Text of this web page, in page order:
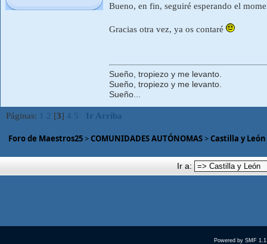
Bueno, en fin, seguiré esperando el
Gracias otra vez, ya os contaré
Sueño, tropiezo y me levanto.
Sueño, tropiezo y me levanto.
Sueño...
Páginas: 2 [3] 4 5 Ir Arriba
Foro de Maestros25>COMUNIDADES AUTÓNOMAS>Castilla y León
Ir a:
Powered by SMF